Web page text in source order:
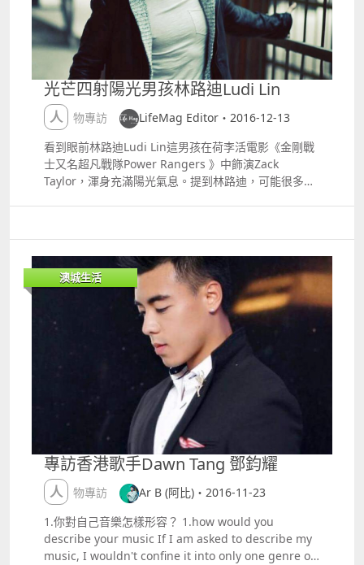
番，這一席話，我們獲益良多呢 岑老師用詞出色在港澳
劇界人人都知曉，但其實他是一個既親切又風趣的人，
你們又知道嗎？ 有機會和岑老師坐下來聊聊天，當然要
把握機會為大家謀福利跟他做一個小訪問與大家分享一
下啦 岑老師認為音樂是人與人之間其中一種溝通的方
式，蘇蘇當然絕對認同。作為香港首屈一指兼產量最高
的音樂劇作詞人，對於那些高質素作品創作靈感的來
源，岑老師表示大多是來自四方八面人們的生活細節，
還有這一期流行的事物，而且他也十分留意別人說話的
內容和方式，再把資訊過濾，將有用的點子暫存在腦海
中，待有需要時拿出來用，從這一點看來，老師一定是
作詞才是他應該要走的方向，之後就一直寫到現在。除
了音樂劇，流行曲和電影主題曲插曲顯然也難不到他，
看他曾在金馬像、金像獎等大型頒獎典禮獲獎就知道他
是多才多藝的。 究竟要如何才可以寫一首讓觀眾有深刻
記憶的作品呢 原來作詞除了要押韻外，更重要是用字淺
白，觀眾明白歌詞內容，就容易琅琅上口了。竟然是這
樣，蘇蘇一直以為，如果要觀眾記得，就要寫一些特別
的詞彙才能留下深刻記憶呢，受教了。 岑老師相信世上
沒有懷才不遇，如果真的沒有遇上，那就可能是你把才
能用在錯的地方了。 在整個訪問中，岑老師十分謙虛，
他不時回應『過獎了』、『謝謝你』，又一實例告訴蘇
蘇，真正有成就的人就越表現得謙和厚道。 最後，很想
跟大家分享其中一首岑老師的作品，在早前欣賞了音樂
劇lt;仲夏夜之夢gt;後，蘇蘇很喜歡劇中最後的一首歌曲
『仲夏夜未完』，粵語歌詞寫得太好了，寓意智慧人
生，要緊記，所以蘇蘇將歌詞背熟了。 痴痴眾生 像尋
夢追風逐雲 抬望眼或俯瞰 留在裏邊再醉生 一雙眼睛 覓
尋在天邊遠近 最後也許得到 無非虛空半頁塵 當 跟錯幾
難，拳擊Boxing又名西洋拳，是一項兩位選手使用拳頭
進行攻擊與防禦的體育運動，關於拳擊最經典電影就是
由史泰龍主演的Rocky系列。拳擊其實是強壯心肺及全
身的運動；有時間去拳舍看看了解一下；你一定會愛上
這項運動吧。 體適能等訓練 經營不忘推廣 拳舍除了平
時教授運動課程，早前還舉辦了粵、港、澳及二岸四地
的青少年慈善比賽；透過報名比賽和觀看比賽收益捐助
內地山區人士，張偉坦言冀透過比賽；進一步提高拳擊
普及性，並藉比賽推廣本澳拳擊選手站上國際舞台上機
會。張偉和其弟張龍兩兄弟難得熱愛同一拳擊運動、兩
人同樣出賽奪獎；最令人鼓舞張偉是國際拳聯AIBA的2
信青年人只要有正確道德思維；用運動強身健體也可提
升自身素質。
光芒四射陽光男孩林路迪Ludi Lin
人物專訪
LifeMag Editor・2016-12-13
看到眼前林路迪Ludi Lin這男孩在荷李活電影《金剛戰
士又名超凡戰隊Power Rangers 》中飾演Zack
Taylor，渾身充滿陽光氣息。提到林路迪，可能很多人
Anna和盧燕女士 林路迪媽媽雖曾是歌唱家，而Ludi他
很喜歡演藝人，但媽媽不贊成Ludi選擇卻希望他成為醫
生，Ludi唯有一邊上醫科一邊上表演科目。並不斷參與
影視表演來增值。路迪他還說每一天都在學習，從新認
識自己；人生才會有意思。 大隻仔型男林路迪 超凡戰
隊中造型 林路迪希望荷李活電影帶進中國內地，也希望
中國內地電影帶到全球。電影是一種文創藝術；中西交
流也是需要吧。 Ludi直言很喜歡澳門舊城區，因在舊
城區也能感受到小城的不同故事。他直言自己是幸運
兒，也感恩在演藝得到很多人幫助，在此充心祝福這陽
光男孩演藝事業更上一層樓。 林路迪接受林燕芬訪問
林燕芬供稿
澳城生活
專訪香港歌手Dawn Tang 鄧鈞耀
人物專訪
Ar B (阿比)・2016-11-23
1.你對自己音樂怎樣形容？ 1.how would you
describe your music If I am asked to describe my
music, I wouldn't confine it into only one genre of